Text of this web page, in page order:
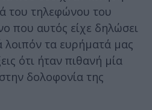
του τηλεφώνου του
που αυτός είχε δηλώσει
λοιπόν τα ευρήματά μας
ότι ήταν πιθανή μία
δολοφονία της